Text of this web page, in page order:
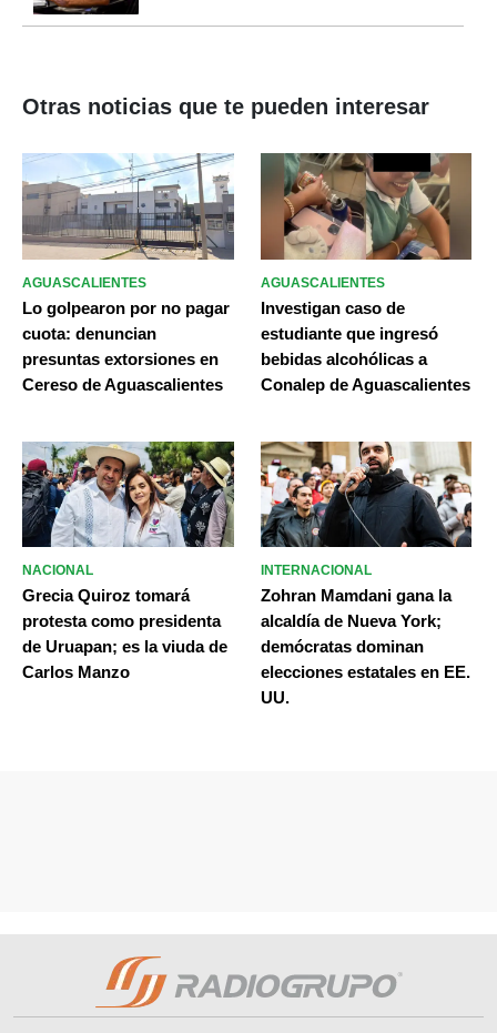
Otras noticias que te pueden interesar
AGUASCALIENTES
Lo golpearon por no pagar
cuota: denuncian
presuntas extorsiones en
Cereso de Aguascalientes
AGUASCALIENTES
Investigan caso de
estudiante que ingresó
bebidas alcohólicas a
Conalep de Aguascalientes
NACIONAL
Grecia Quiroz tomará
protesta como presidenta
de Uruapan; es la viuda de
Carlos Manzo
INTERNACIONAL
Zohran Mamdani gana la
alcaldía de Nueva York;
demócratas dominan
elecciones estatales en EE.
UU.